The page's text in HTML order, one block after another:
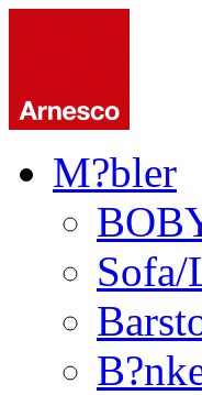
M?bler
Sofa/